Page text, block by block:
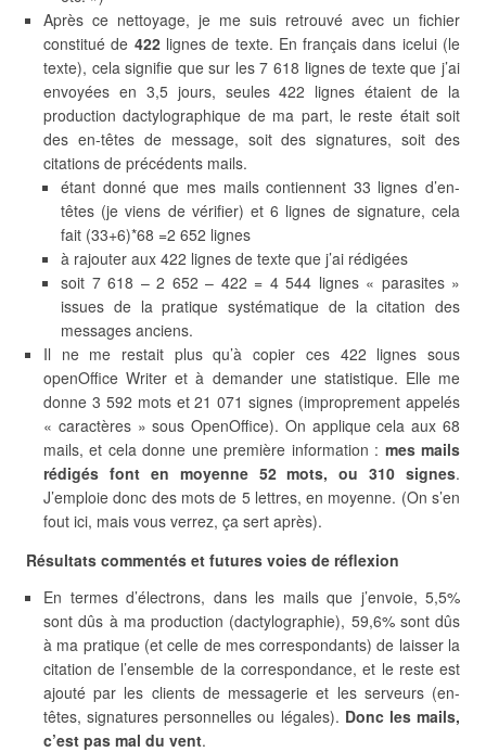
Après ce nettoyage, je me suis retrouvé avec un fichier
constitué de 422lignes de texte. En français dans icelui (le
texte), cela signifie que sur les 7 618 lignes de texte que j’ai
envoyées en 3,5 jours, seules 422 lignes étaient de la
production dactylographique de ma part, le reste était soit
des en-têtes de message, soit des signatures, soit des
citations de précédents mails.
étant donné que mes mails contiennent 33 lignes d’en-
têtes (je viens de vérifier) et 6 lignes de signature, cela
fait (33+6)*68 =2 652 lignes
à rajouter aux 422 lignes de texte que j’ai rédigées
soit 7 618 – 2 652 – 422 = 4 544 lignes « parasites »
issues de la pratique systématique de la citation des
messages anciens.
Il ne me restait plus qu’à copier ces 422 lignes sous
openOffice Writer et à demander une statistique. Elle me
donne 3 592 mots et 21 071 signes (improprement appelés
« caractères » sous OpenOffice). On applique cela aux 68
mails, et cela donne une première information : mes mails
rédigés font en moyenne 52 mots, ou 310 signes.
J’emploie donc des mots de 5 lettres, en moyenne. (On s’en
fout ici, mais vous verrez, ça sert après).
Résultats commentés et futures voies de réflexion
En termes d’électrons, dans les mails que j’envoie, 5,5%
sont dûs à ma production (dactylographie), 59,6% sont dûs
à ma pratique (et celle de mes correspondants) de laisser la
citation de l’ensemble de la correspondance, et le reste est
ajouté par les clients de messagerie et les serveurs (en-
têtes, signatures personnelles ou légales). Donc les mails,
c’est pas mal du vent.